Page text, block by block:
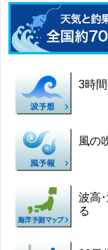
3時
風の
波高
る